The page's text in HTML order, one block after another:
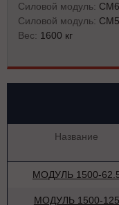
Силовой модуль:
Силовой модуль:
Вес: 1600 кг
Название
МОДУЛЬ 1500-
МОДУЛЬ 1500-125